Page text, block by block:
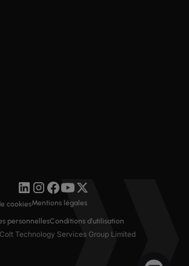
Technology Services Group Limited
cookiesMentions légales
personnellesConditions d'utilisation